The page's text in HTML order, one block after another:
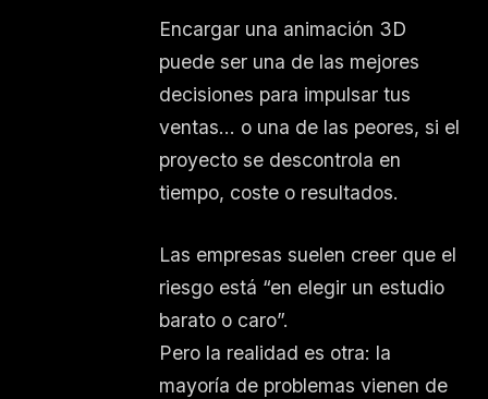
Encargar una animación 3D
puede ser una de las mejores
decisiones para impulsar tus
ventas… o una de las peores, si el
proyecto se descontrola en
tiempo, coste o resultados.
Las empresas suelen creer que el
riesgo está “en elegir un estudio
barato o caro”.
Pero la realidad es otra: la
mayoría de problemas vienen de